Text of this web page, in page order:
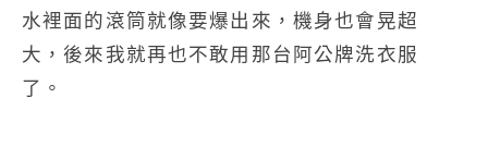
水裡面的滾筒就像要爆出來，機身也會晃超
大，後來我就再也不敢用那台阿公牌洗衣服
了。